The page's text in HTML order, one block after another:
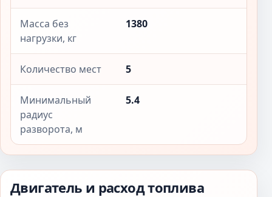
Масса без
нагрузки, кг
1380
Количество мест 5
Минимальный
радиус
разворота, м
5.4
Двигатель и расход топлива